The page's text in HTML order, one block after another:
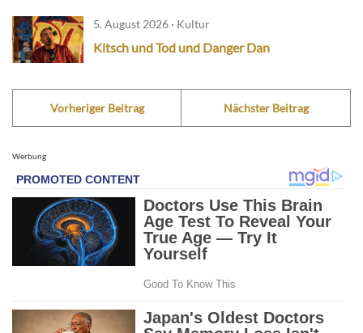
5. August 2026 · Kultur
Kitsch und Tod und Danger Dan
Vorheriger Beitrag Nächster Beitrag
Werbung